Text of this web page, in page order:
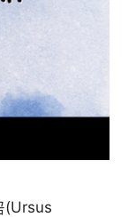
(Ursus